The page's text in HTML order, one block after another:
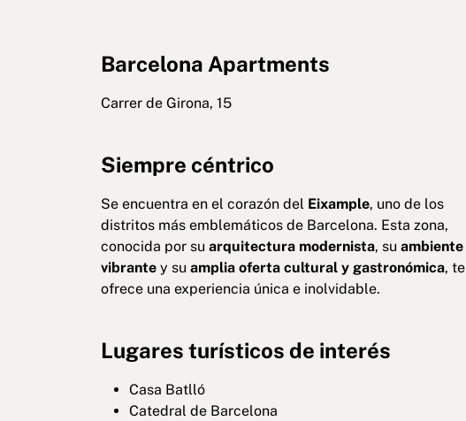
Barcelona Apartments
Carrer de Girona, 15
Siempre céntrico
Se encuentra en el corazón del Eixample, uno de los
distritos más emblemáticos de Barcelona. Esta zona,
conocida por su arquitectura modernista, su ambiente
vibrante y su amplia oferta cultural y gastronómica, te
ofrece una experiencia única e inolvidable.
Lugares turísticos de interés
Casa Batlló
Catedral de Barcelona